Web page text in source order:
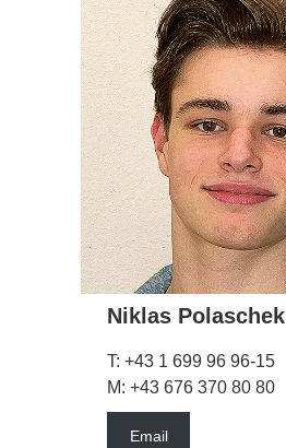
Niklas Polaschek
T: +43 1 699 96 96-15
M: +43 676 370 80 80
Email